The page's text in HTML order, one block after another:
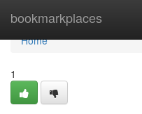
bookmarkplaces
Home
Home
1